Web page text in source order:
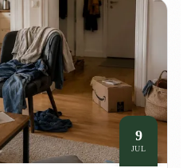
9
JUL